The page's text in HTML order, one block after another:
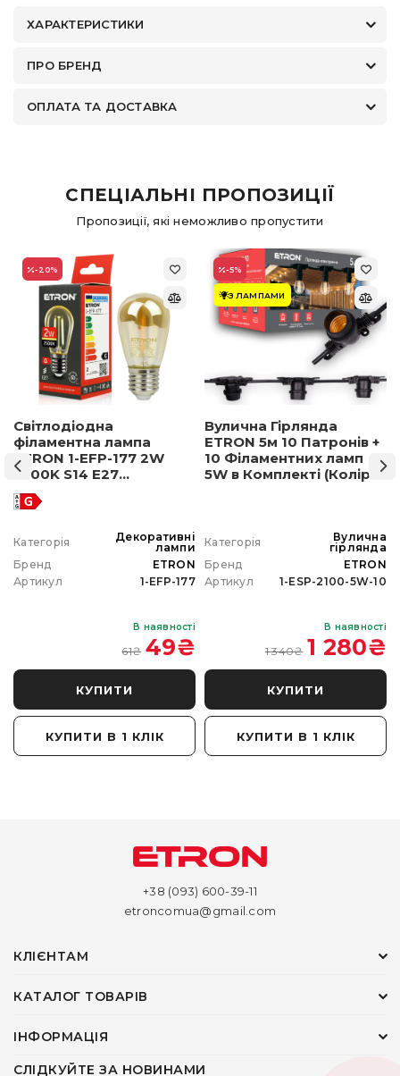
ХАРАКТЕРИСТИКИ
ПРО БРЕНД
ОПЛАТА ТА ДОСТАВКА
СПЕЦІАЛЬНІ ПРОПОЗИЦІЇ
Пропозиції, які неможливо пропустити
-20%
Світлодіодна
філаментна лампа
ETRON 1-EFP-177 2W
2500K S14 E27
позолочене скло
Категорія
Декоративні
лампи
Бренд
ETRON
Артикул
1-EFP-177
В наявності
61₴ 49₴
КУПИТИ
КУПИТИ В 1 КЛІК
-5%
З ЛАМПАМИ
Вулична Гірлянда
ETRON 5м 10 Патронів +
10 Філаментних ламп
5W в Комплекті (Колір
Категорія
Вулична
гірлянда
Бренд
ETRON
Артикул
1-ESP-2100-5W-10
В наявності
1 340₴ 1 280₴
КУПИТИ
КУПИТИ В 1 КЛІК
+38 (093) 600-39-11
etroncomua@gmail.com
КЛІЄНТАМ
КАТАЛОГ ТОВАРІВ
ІНФОРМАЦІЯ
СЛІДКУЙТЕ ЗА НОВИНАМИ